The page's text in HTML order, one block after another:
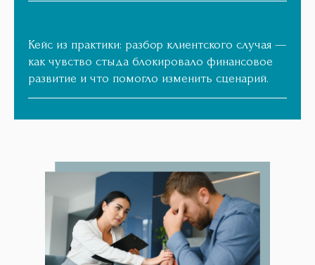
Кейс из практики: разбор клиентского случая —
как чувство стыда блокировало финансовое
развитие и что помогло изменить сценарий.